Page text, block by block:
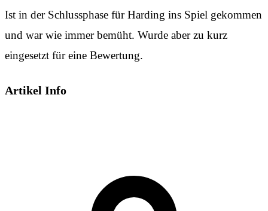
Ist in der Schlussphase für Harding ins Spiel gekommen
und war wie immer bemüht. Wurde aber zu kurz
eingesetzt für eine Bewertung.
Artikel Info